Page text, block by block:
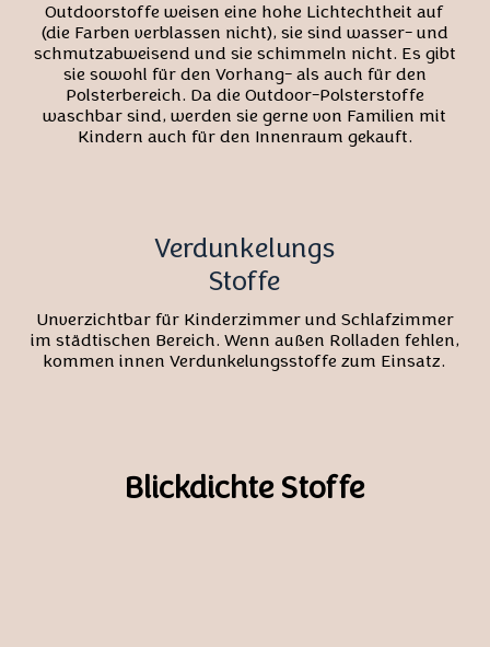
Outdoorstoffe weisen eine hohe Lichtechtheit auf
(die Farben verblassen nicht), sie sind wasser- und
schmutzabweisend und sie schimmeln nicht. Es gibt
sie sowohl für den Vorhang- als auch für den
Polsterbereich. Da die Outdoor-Polsterstoffe
waschbar sind, werden sie gerne von Familien mit
Kindern auch für den Innenraum gekauft.
Verdunkelungs
Stoffe
Unverzichtbar für Kinderzimmer und Schlafzimmer
im städtischen Bereich. Wenn außen Rolladen fehlen,
kommen innen Verdunkelungsstoffe zum Einsatz.
Blickdichte Stoffe